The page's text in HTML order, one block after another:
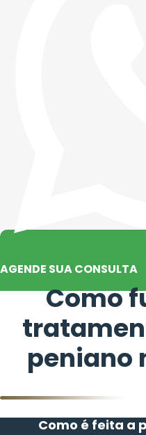
AGENDE SUA CONSULTA
Como
peniano
Como é feita a